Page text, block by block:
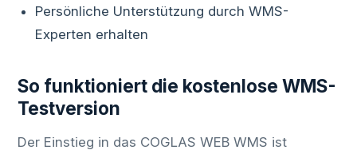
Persönliche Unterstützung durch WMS-
Experten erhalten
So funktioniert die kostenlose WMS-
Testversion
Der Einstieg in das COGLAS WEB WMS ist